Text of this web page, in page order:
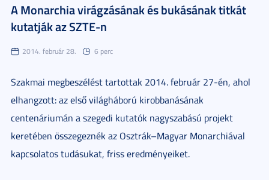
A Monarchia virágzásának és bukásának titkát
kutatják az SZTE-n
2014. február 28. 6 perc
Szakmai megbeszélést tartottak 2014. február 27-én, ahol
elhangzott: az első világháború kirobbanásának
centenáriumán a szegedi kutatók nagyszabású projekt
keretében összegeznék az Osztrák–Magyar Monarchiával
kapcsolatos tudásukat, friss eredményeiket.